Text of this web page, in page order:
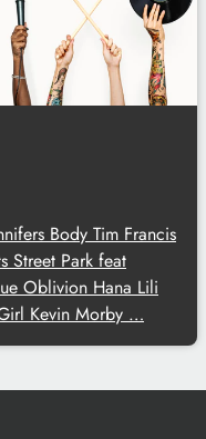
Body Tim Francis
Street Park feat
Oblivion Hana Lili
Kevin Morby …